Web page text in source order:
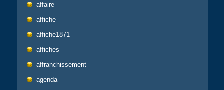
affaire
affiche
affiche1871
affiches
affranchissement
agenda